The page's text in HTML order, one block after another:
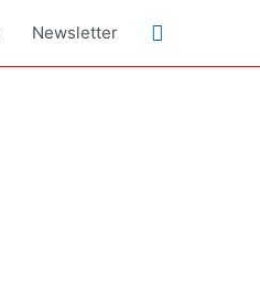
Newsletter Buscar